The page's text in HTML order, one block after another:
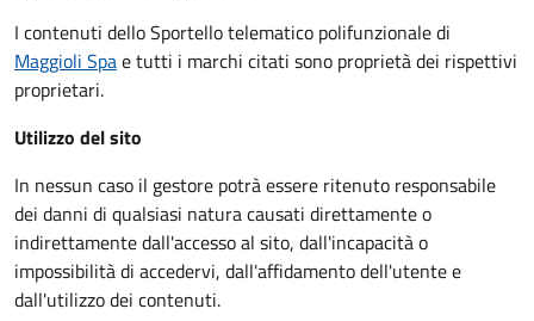
I contenuti dello Sportello telematico polifunzionaledi
Maggioli Spae tutti i marchi citati sono proprietà dei rispettivi
proprietari.
Utilizzo del sito
In nessun caso il gestore potrà essere ritenuto responsabile
dei danni di qualsiasi natura causati direttamente o
indirettamente dall'accesso al sito, dall'incapacità o
impossibilità di accedervi, dall'affidamento dell'utente e
dall'utilizzo dei contenuti.